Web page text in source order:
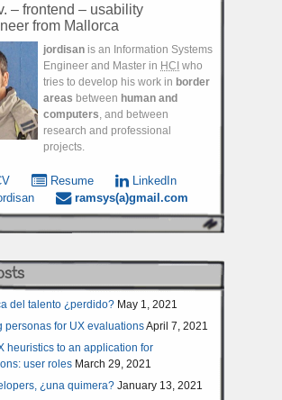
– frontend – usability
from Mallorca
jordisan is an Information Systems
Engineer and Master in HCI who
tries to develop his work in border
areas between human and
computers, and between
research and professional
projects.
Resume
LinkedIn
ramsys(a)gmail.com
del talento ¿perdido? May 1, 2021
personas for UX evaluationsApril 7, 2021
heuristics to an application for
user roles March 29, 2021
¿una quimera? January 13, 2021